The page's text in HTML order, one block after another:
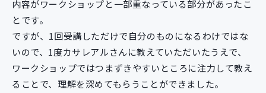
内容がワークショップと一部重なっている部分があったこ
とです。
ですが、1回受講しただけで自分のものになるわけではな
いので、1度カサレアルさんに教えていただいたうえで、
ワークショップではつまずきやすいところに注力して教え
ることで、理解を深めてもらうことができました。